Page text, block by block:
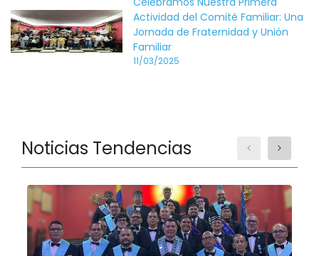
Actividad del Comité Familiar: Una
Jornada de Fraternidad y Unión
Familiar
11/03/2025
Noticias Tendencias